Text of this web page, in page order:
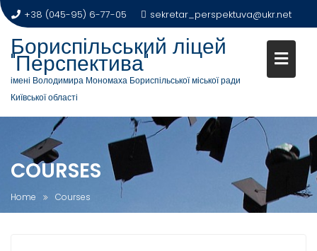
Skip
content
+38 (045-95) 6-77-05 sekretar_perspektuva@ukr.net
Бориспільський ліцей
"Перспектива"
імені Володимира Мономаха Бориспільської міської ради
Київської області
COURSES
Home Courses